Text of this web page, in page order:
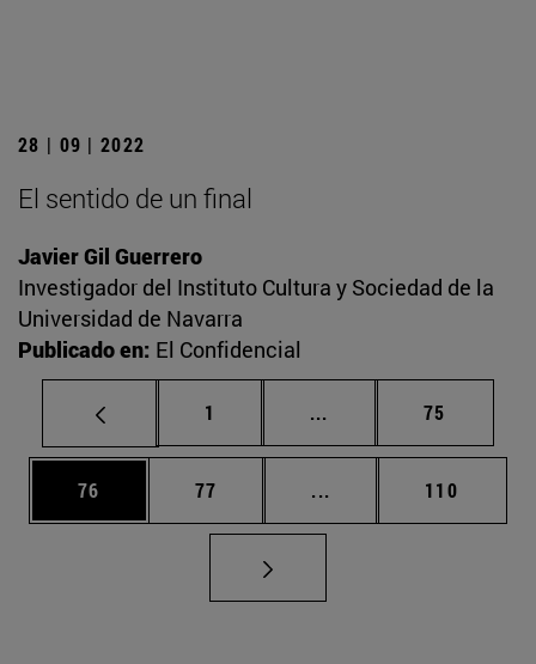
28 | 09 | 2022
El sentido de un final
Javier Gil Guerrero
Investigador del Instituto Cultura y Sociedad de la
Universidad de Navarra
Publicado en: El Confidencial
Página
1 ... Páginas intermedias
Página
75
Página
76 Página
77 ... Páginas intermedias
Página
110